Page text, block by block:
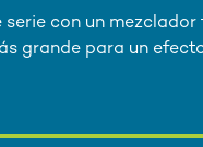
con un mezclador
grande para un